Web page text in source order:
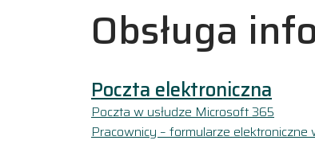
Obsługa
Poczta elektroniczna
Poczta w usłudze Microsoft 365
Pracownicy – formularze elektroniczne